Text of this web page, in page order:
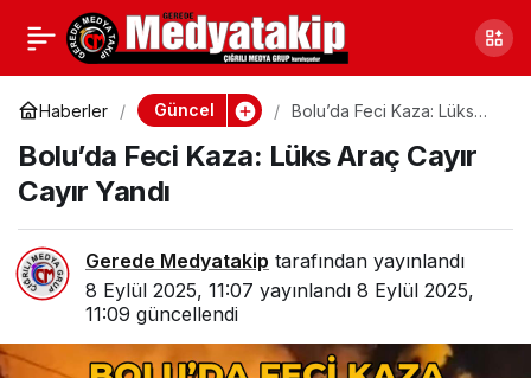
Haberler Güncel
Bolu’da Feci Kaza: Lüks
Bolu’da Feci Kaza: Lüks Araç Cayır
Cayır Yandı
Gerede Medyatakip tarafından yayınlandı
8 Eylül 2025, 11:07 yayınlandı 8 Eylül 2025,
11:09 güncellendi
Kongrede Bolu’yu,
Geredeli İsim Temsil Etti
Paylaş